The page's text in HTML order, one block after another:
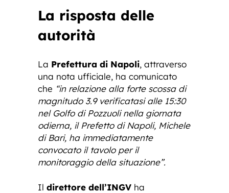
La risposta delle
autorità
La Prefettura di Napoli, attraverso
una nota ufficiale, ha comunicato
che “in relazione alla forte scossa di
magnitudo 3.9 verificatasi alle 15:30
nel Golfo di Pozzuoli nella giornata
odierna, il Prefetto di Napoli, Michele
di Bari, ha immediatamente
convocato il tavolo per il
monitoraggio della situazione”.
Il direttore dell’INGV ha